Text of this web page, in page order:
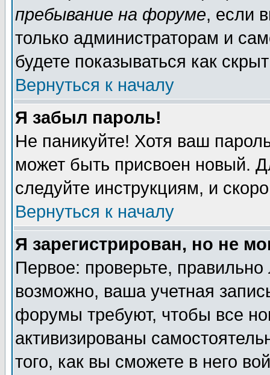
пребывание на форуме, если
только администраторам и
будете показываться как
Вернуться к началу
Я забыл пароль!
Не паникуйте! Хотя ваш
может быть присвоен новый.
следуйте инструкциям, и
Вернуться к началу
Я зарегистрирован, но не
Первое: проверьте,
возможно, ваша учетная
форумы требуют, чтобы все
активизированы
того, как вы сможете в него